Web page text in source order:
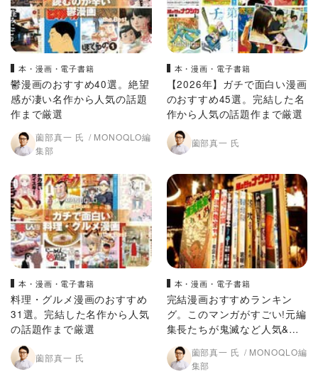
本・漫画・電子書籍
鬱漫画のおすすめ40選。絶望
感が凄い名作から人気の話題
作まで厳選
薗部真一 氏
MONOQLO編
集部
本・漫画・電子書籍
【2026年】ガチで面白い漫画
のおすすめ45選。完結した名
作から人気の話題作まで厳選
薗部真一 氏
本・漫画・電子書籍
料理・グルメ漫画のおすすめ
31選。完結した名作から人気
の話題作まで厳選
薗部真一 氏
本・漫画・電子書籍
完結漫画おすすめランキン
グ。このマンガがすごい!元編
集長たちが鬼滅など人気&名
作漫画を比較
薗部真一 氏
MONOQLO編
集部